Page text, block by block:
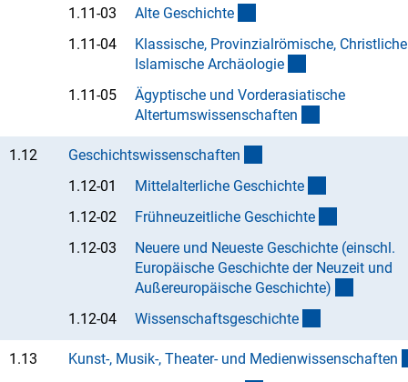
1.11-03
Alte Geschichte
1.11-04
Klassische, Provinzialrömische,
Islamische Archäologie
1.11-05
Ägyptische und Vorderasiatische
Altertumswissenschaften
1.12 Geschichtswissenschaften
1.12-01
Mittelalterliche Geschichte
1.12-02
Frühneuzeitliche Geschichte
1.12-03
Neuere und Neueste Geschichte (einschl.
Europäische Geschichte der Neuzeit und
Außereuropäische Geschichte)
1.12-04
Wissenschaftsgeschichte
1.13 Kunst-, Musik-, Theater- und Medienwissenschaften